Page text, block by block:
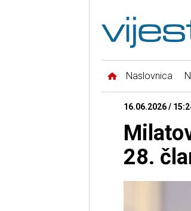
Naslovnica
16.06.2026 /
28.